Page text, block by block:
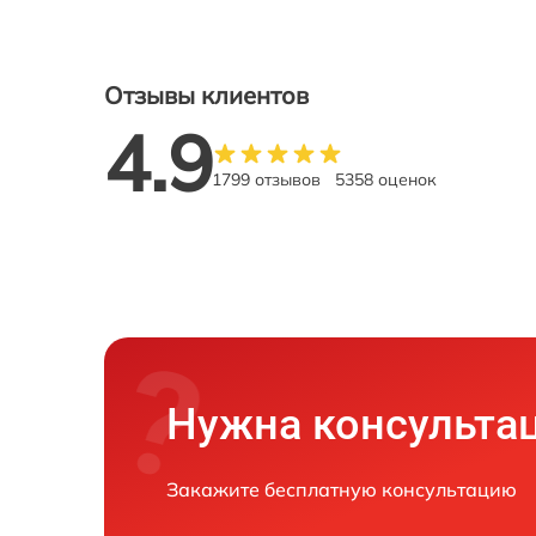
Отзывы клиентов
4.91799 отзывов 5358 оценок
Нужна
Закажите бесплатную консультацию